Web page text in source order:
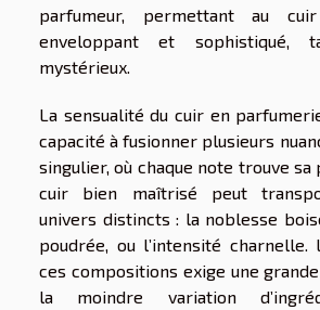
parfumeur, permettant au
enveloppant et
mystérieux.
La sensualité du cuir en
capacité à fusionner plusieurs
singulier, où chaque note trouve sa
cuir bien maîtrisé peut
univers distincts : la noblesse
poudrée, ou l’intensité charnelle.
ces compositions exige une
la moindre variation